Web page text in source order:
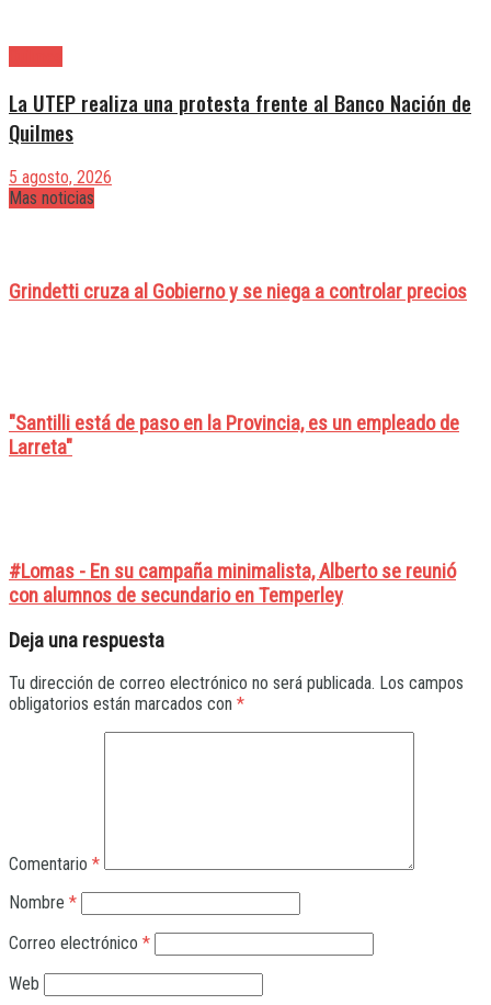
La UTEP realiza una protesta frente al Banco Nación de
Quilmes
5 agosto, 2026
Mas noticias
Grindetti cruza al Gobierno y se niega a controlar precios
"Santilli está de paso en la Provincia, es un empleado de
Larreta"
#Lomas - En su campaña minimalista, Alberto se reunió
con alumnos de secundario en Temperley
Deja una respuesta
Tu dirección de correo electrónico no será publicada. Los campos
obligatorios están marcados con *
Comentario *
Nombre *
Correo electrónico *
Web